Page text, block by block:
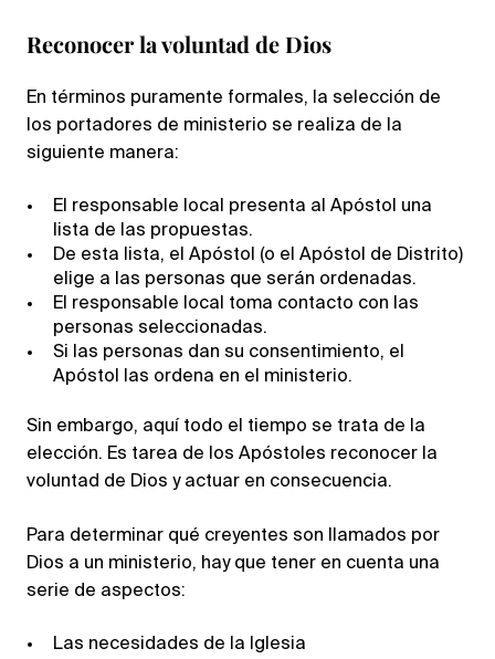
Reconocer la voluntad de Dios
En términos puramente formales, la selección de
los portadores de ministerio se realiza de la
siguiente manera:
El responsable local presenta al Apóstol una
lista de las propuestas.
De esta lista, el Apóstol (o el Apóstol de Distrito)
elige a las personas que serán ordenadas.
El responsable local toma contacto con las
personas seleccionadas.
Si las personas dan su consentimiento, el
Apóstol las ordena en el ministerio.
Sin embargo, aquí todo el tiempo se trata de la
elección. Es tarea de los Apóstoles reconocer la
voluntad de Dios y actuar en consecuencia.
Para determinar qué creyentes son llamados por
Dios a un ministerio, hay que tener en cuenta una
serie de aspectos:
Las necesidades de la Iglesia